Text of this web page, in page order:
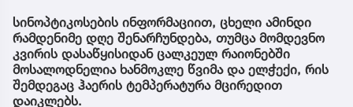
სინოპტიკოსების ინფორმაციით, ცხელი ამინდი
რამდენიმე დღე შენარჩუნდება, თუმცა მომდევნო
კვირის დასაწყისიდან ცალკეულ რაიონებში
მოსალოდნელია ხანმოკლე წვიმა და ელჭექი, რის
შემდეგაც ჰაერის ტემპერატურა მცირედით
დაიკლებს.